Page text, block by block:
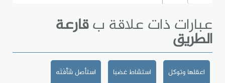
عبارات ذات علاقة بقارعة
الطريق
اعقلها وتوكل استشاط غضبا استأصل شَأْفَتَه